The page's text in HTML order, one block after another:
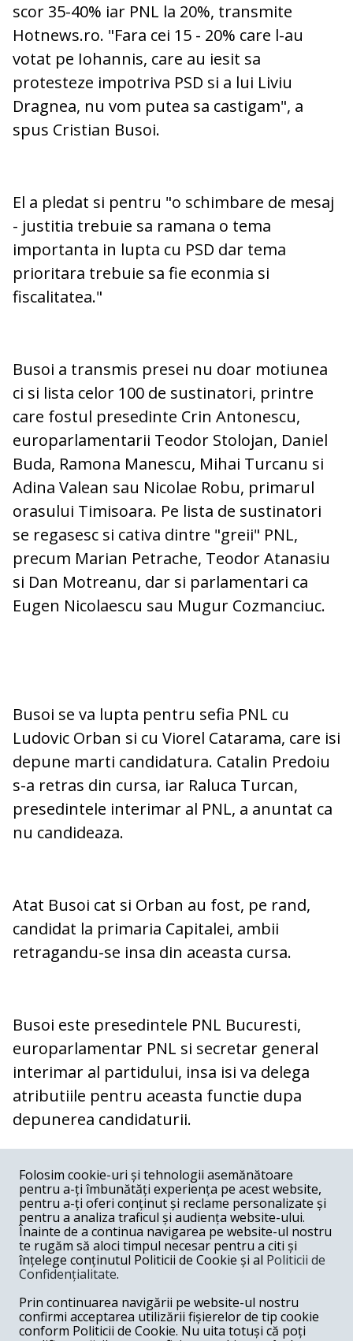
scor 35-40% iar PNL la 20%, transmite
Hotnews.ro. "Fara cei 15 - 20% care l-au
votat pe Iohannis, care au iesit sa
protesteze impotriva PSD si a lui Liviu
Dragnea, nu vom putea sa castigam", a
spus Cristian Busoi.
El a pledat si pentru "o schimbare de mesaj
- justitia trebuie sa ramana o tema
importanta in lupta cu PSD dar tema
prioritara trebuie sa fie econmia si
fiscalitatea."
Busoi a transmis presei nu doar motiunea
ci si lista celor 100 de sustinatori, printre
care fostul presedinte Crin Antonescu,
europarlamentarii Teodor Stolojan, Daniel
Buda, Ramona Manescu, Mihai Turcanu si
Adina Valean sau Nicolae Robu, primarul
orasului Timisoara. Pe lista de sustinatori
se regasesc si cativa dintre "greii" PNL,
precum Marian Petrache, Teodor Atanasiu
si Dan Motreanu, dar si parlamentari ca
Eugen Nicolaescu sau Mugur Cozmanciuc.
Busoi se va lupta pentru sefia PNL cu
Ludovic Orban si cu Viorel Catarama, care isi
depune marti candidatura. Catalin Predoiu
s-a retras din cursa, iar Raluca Turcan,
presedintele interimar al PNL, a anuntat ca
nu candideaza.
Atat Busoi cat si Orban au fost, pe rand,
candidat la primaria Capitalei, ambii
retragandu-se insa din aceasta cursa.
Busoi este presedintele PNL Bucuresti,
europarlamentar PNL si secretar general
interimar al partidului, insa isi va delega
atributiile pentru aceasta functie dupa
depunerea candidaturii.
COMENTARII
Nume
Email
Folosim cookie-uri și tehnologii asemănătoare
pentru a-ți îmbunătăți experiența pe acest website,
pentru a-ți oferi conținut și reclame personalizate și
pentru a analiza traficul și audiența website-ului.
Înainte de a continua navigarea pe website-ul nostru
te rugăm să aloci timpul necesar pentru a citi și
înțelege conținutul Politicii de Cookie și al Politicii de
Confidențialitate.
Prin continuarea navigării pe website-ul nostru
confirmi acceptarea utilizării fișierelor de tip cookie
conform Politicii de Cookie. Nu uita totuși că poți